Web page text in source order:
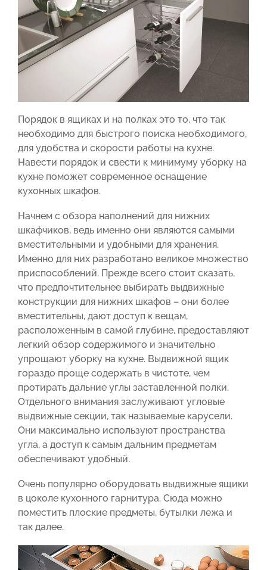
Порядок в ящиках и на полках это то, что так
необходимо для быстрого поиска необходимого,
для удобства и скорости работы на кухне.
Навести порядок и свести к минимуму уборку на
кухне поможет современное оснащение
кухонных шкафов.
Начнем с обзора наполнений для нижних
шкафчиков, ведь именно они являются самыми
вместительными и удобными для хранения.
Именно для них разработано великое множество
приспособлений. Прежде всего стоит сказать,
что предпочтительнее выбирать выдвижные
конструкции для нижних шкафов – они более
вместительны, дают доступ к вещам,
расположенным в самой глубине, предоставляют
легкий обзор содержимого и значительно
упрощают уборку на кухне. Выдвижной ящик
гораздо проще содержать в чистоте, чем
протирать дальние углы заставленной полки.
Отдельного внимания заслуживают угловые
выдвижные секции, так называемые карусели.
Они максимально используют пространства
угла, а доступ к самым дальним предметам
обеспечивают удобный.
Очень популярно оборудовать выдвижные ящики
в цоколе кухонного гарнитура. Сюда можно
поместить плоские предметы, бутылки лежа и
так далее.